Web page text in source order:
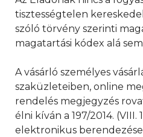
tisztességtelen
szóló törvény szerinti
magatartási kódex alá
A vásárló személyes
szaküzleteiben, online
rendelés megjegyzés
élni kíván a 197/2014. (VIII.
elektronikus